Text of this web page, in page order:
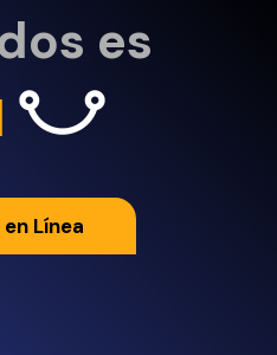
es
Línea